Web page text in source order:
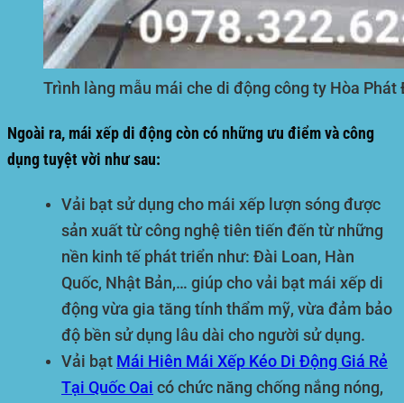
Trình làng mẫu mái che di động công ty Hòa
Ngoài ra, mái xếp di động còn có những ưu điểm và công
dụng tuyệt vời như sau:
Vải bạt sử dụng cho mái xếp lượn sóng được
sản xuất từ công nghệ tiên tiến đến từ những
nền kinh tế phát triển như: Đài Loan, Hàn
Quốc, Nhật Bản,… giúp cho vải bạt mái xếp di
động vừa gia tăng tính thẩm mỹ, vừa đảm bảo
độ bền sử dụng lâu dài cho người sử dụng.
Vải bạt Mái Hiên Mái Xếp Kéo Di Động Giá Rẻ
Tại Quốc Oai có chức năng chống nắng nóng,